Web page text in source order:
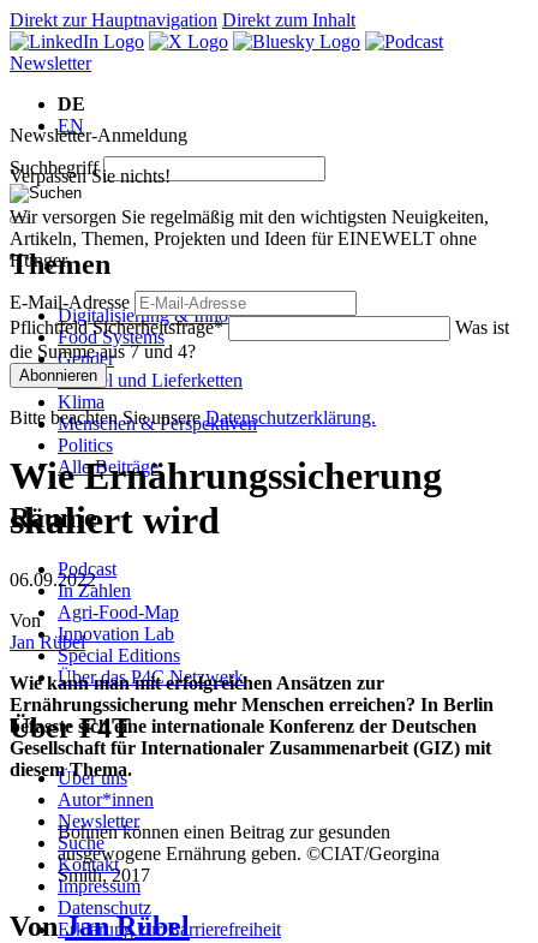
Direkt zur Hauptnavigation Direkt zum Inhalt
Newsletter
DE
EN
Suchbegriff
Themen
Digitalisierung & Innovation
Food Systems
Gender
Handel und Lieferketten
Klima
Menschen & Perspektiven
Politics
Alle Beiträge
Räume
Podcast
In Zahlen
Agri-Food-Map
Innovation Lab
Special Editions
Über das P4C Netzwerk
Über F4T
Über uns
Autor*innen
Newsletter
Suche
Kontakt
Impressum
Datenschutz
Erklärung zur Barrierefreiheit
Newsletter-Anmeldung
Verpassen Sie nichts!
Wir versorgen Sie regelmäßig mit den wichtigsten Neuigkeiten,
Artikeln, Themen, Projekten und Ideen für EINEWELT ohne
Hunger.
E-Mail-Adresse
PflichtfeldSicherheitsfrage*
Was ist
die Summe aus 7 und 4?
Abonnieren
Bitte beachten Sie unsereDatenschutzerklärung.
Wie Ernährungssicherung
skaliert wird
06.09.2022
Von
Jan Rübel
Wie kann man mit erfolgreichen Ansätzen zur
Ernährungssicherung mehr Menschen erreichen? In Berlin
befasste sich eine internationale Konferenz der Deutschen
Gesellschaft für Internationaler Zusammenarbeit (GIZ) mit
diesem Thema.
Bohnen können einen Beitrag zur gesunden
ausgewogene Ernährung geben. ©CIAT/Georgina
Smith, 2017
VonJan Rübel